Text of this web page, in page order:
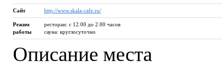
Сайт http://www.skala-cafe.ru/
Режим
работы
ресторан: с 12.00 до 2.00 часов
сауна: круглосуточно
Описание места